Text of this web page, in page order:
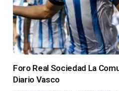
Foro Real Sociedad La
Diario Vasco